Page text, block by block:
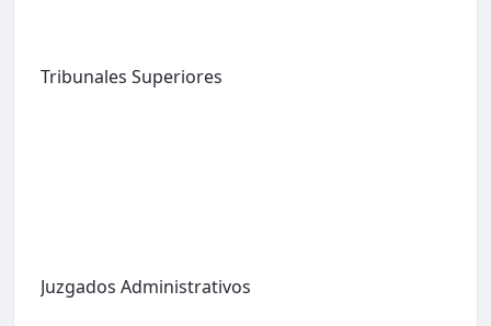
Tribunales Superiores
Juzgados Administrativos